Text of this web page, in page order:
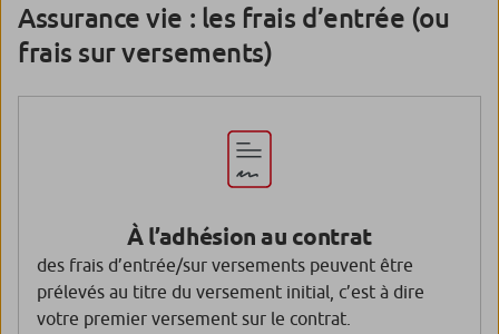
Assurance vie : les frais d’entrée (ou
frais sur versements)
À l’adhésion au contrat
des frais d’entrée/sur versements peuvent être
prélevés au titre du versement initial, c’est à dire
votre premier versement sur le contrat.